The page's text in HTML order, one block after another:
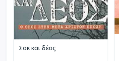
Σοκ και δέος